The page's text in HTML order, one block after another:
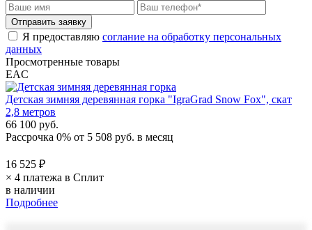
Я предоставляю соглание на обработку персональных
данных
Просмотренные товары
EAC
Детская зимняя деревянная горка "IgraGrad Snow Fox", скат
2,8 метров
66 100 руб.
Рассрочка 0% от 5 508 руб. в месяц
16 525 ₽
× 4 платежа в Сплит
в наличии
Подробнее